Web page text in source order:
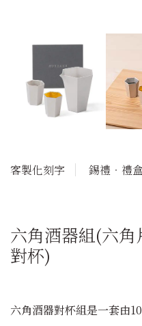
客製化刻字 錫禮‧禮
六角酒器組(六
對杯)
六角酒器對杯組是一套由